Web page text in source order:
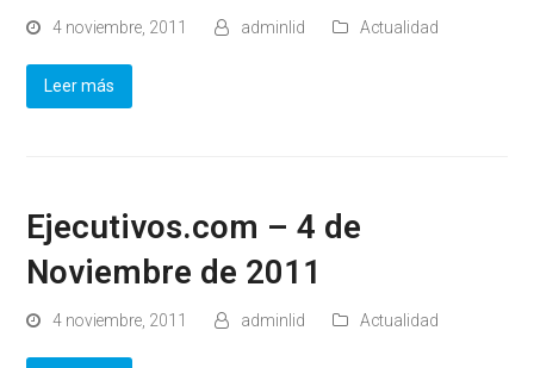
4 noviembre, 2011 adminlid Actualidad
Leer más
Ejecutivos.com – 4 de
Noviembre de 2011
4 noviembre, 2011 adminlid Actualidad